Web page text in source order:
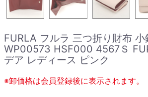
FURLA フルラ 三つ折り財布 小
WP00573 HSF000 4567Ｓ
デア レディース ピンク
※卸価格は会員登録後に表示されます。